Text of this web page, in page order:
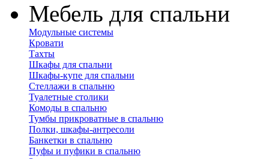
Мебель для спальни
Модульные системы
Кровати
Тахты
Шкафы для спальни
Шкафы-купе для спальни
Стеллажи в спальню
Туалетные столики
Комоды в спальню
Тумбы прикроватные в спальню
Полки, шкафы-антресоли
Банкетки в спальню
Пуфы и пуфики в спальню